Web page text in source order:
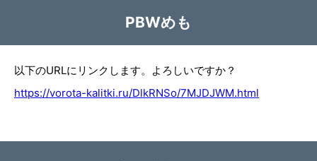
PBWめも
以下のURLにリンクします。よろしいですか？
https://vorota-kalitki.ru/DlkRNSo/7MJDJWM.html